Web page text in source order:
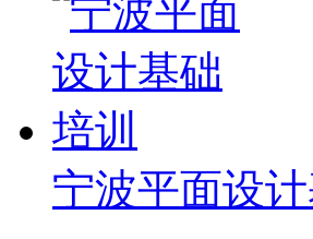
宁波平面设计